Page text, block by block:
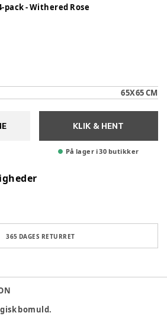
pack - Withered Rose
65X65 CM
KLIK & HENT
På lager i 30 butikker
365 DAGES RETURRET
bomuld.